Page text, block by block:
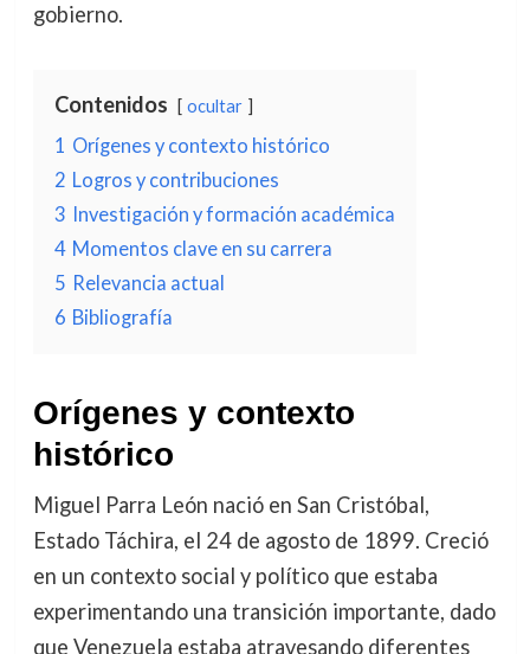
gobierno.
Contenidos ocultar
1 Orígenes y contexto histórico
2 Logros y contribuciones
3 Investigación y formación académica
4 Momentos clave en su carrera
5 Relevancia actual
6 Bibliografía
Orígenes y contexto
histórico
Miguel Parra León nació en San Cristóbal,
Estado Táchira, el 24 de agosto de 1899. Creció
en un contexto social y político que estaba
experimentando una transición importante, dado
que Venezuela estaba atravesando diferentes